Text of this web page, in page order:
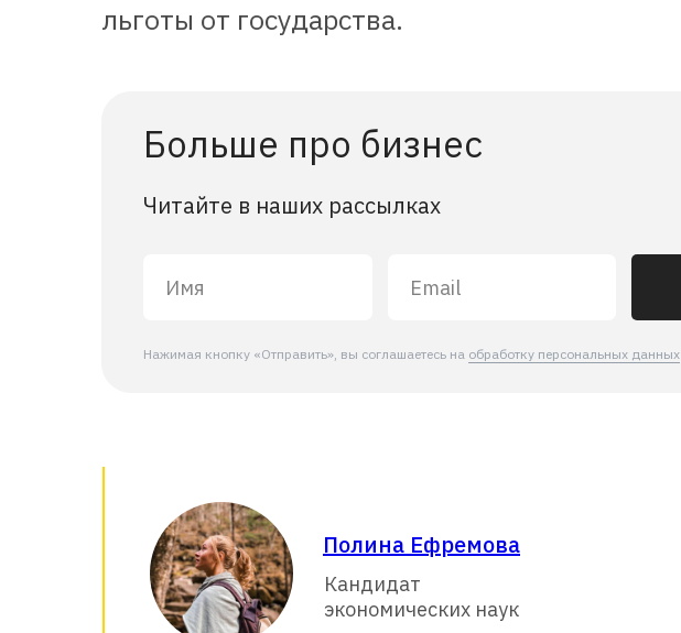
льготы от государства.
Читайте в наших рассылках
Больше про бизнес
Нажимая кнопку «Отправить», вы соглашаетесь на обработку персональных данных
Полина Ефремова
Кандидат
экономических наук